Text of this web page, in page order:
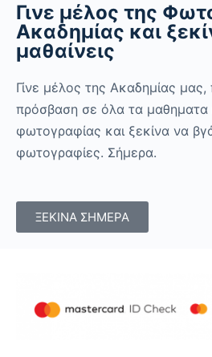
Γινε μέλος της
Ακαδημίας και
μαθαίνεις
Γίνε μέλος της Ακαδημίας μας,
πρόσβαση σε όλα τα μαθηματα
φωτογραφίας και ξεκίνα να
φωτογραφίες. Σήμερα.
ΞΕΚΙΝΑ ΣΗΜΕΡΑ